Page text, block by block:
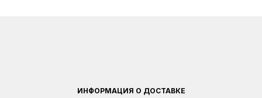
ИНФОРМАЦИЯ О ДОСТАВКЕ